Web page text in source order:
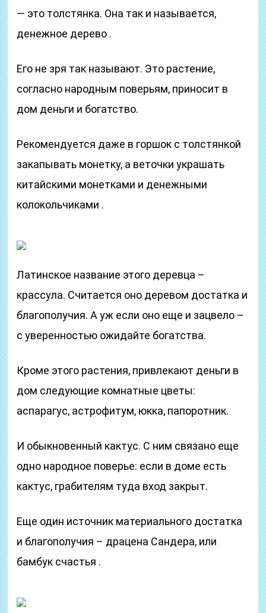
— это толстянка. Она так и называется,
денежное дерево .
Его не зря так называют. Это растение,
согласно народным поверьям, приносит в
дом деньги и богатство.
Рекомендуется даже в горшок с толстянкой
закапывать монетку, а веточки украшать
китайскими монетками и денежными
колокольчиками .
Латинское название этого деревца –
крассула. Считается оно деревом достатка и
благополучия. А уж если оно еще и зацвело –
с уверенностью ожидайте богатства.
Кроме этого растения, привлекают деньги в
дом следующие комнатные цветы:
аспарагус, астрофитум, юкка, папоротник.
И обыкновенный кактус. С ним связано еще
одно народное поверье: если в доме есть
кактус, грабителям туда вход закрыт.
Еще один источник материального достатка
и благополучия – драцена Сандера, или
бамбук счастья .